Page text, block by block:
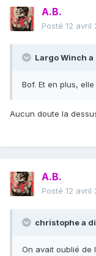
A.B.
Posté 12 avril
Largo Winch a
Bof. Et en plus,
Aucun doute la
A.B.
Posté 12 avril
christophe a
On avait oublié de